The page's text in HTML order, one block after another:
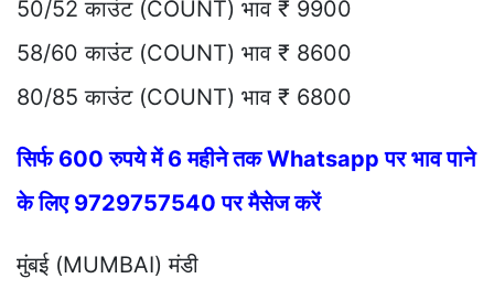
50/52 काउंट (COUNT) भाव ₹ 9900
58/60 काउंट (COUNT) भाव ₹ 8600
80/85 काउंट (COUNT) भाव ₹ 6800
सिर्फ 600 रुपये में 6 महीने तक Whatsapp पर भाव पाने
के लिए 9729757540 पर मैसेज करें
मुंबई (MUMBAI) मंडी